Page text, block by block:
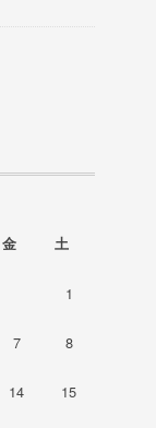
金 土
1
7 8
14 15